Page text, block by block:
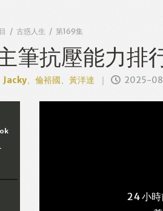
古惑人生 第169集
筆抗壓能力排
Jacky、倫裕國、黃洋達 2025-
24 小時